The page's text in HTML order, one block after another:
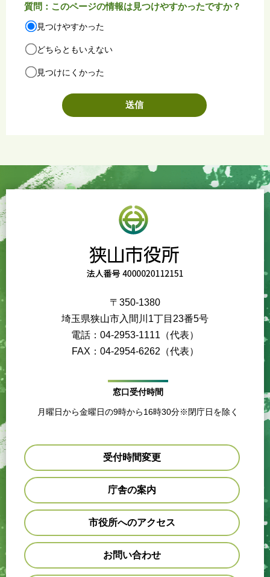
質問：このページの情報は見つけやすかったですか？
見つけやすかった
どちらともいえない
見つけにくかった
〒350-1380
埼玉県狭山市入間川1丁目23番5号
電話：04-2953-1111（代表）
FAX：04-2954-6262（代表）
窓口受付時間
月曜日から金曜日の9時から16時30分※閉庁日を除く
受付時間変更
庁舎の案内
市役所へのアクセス
お問い合わせ